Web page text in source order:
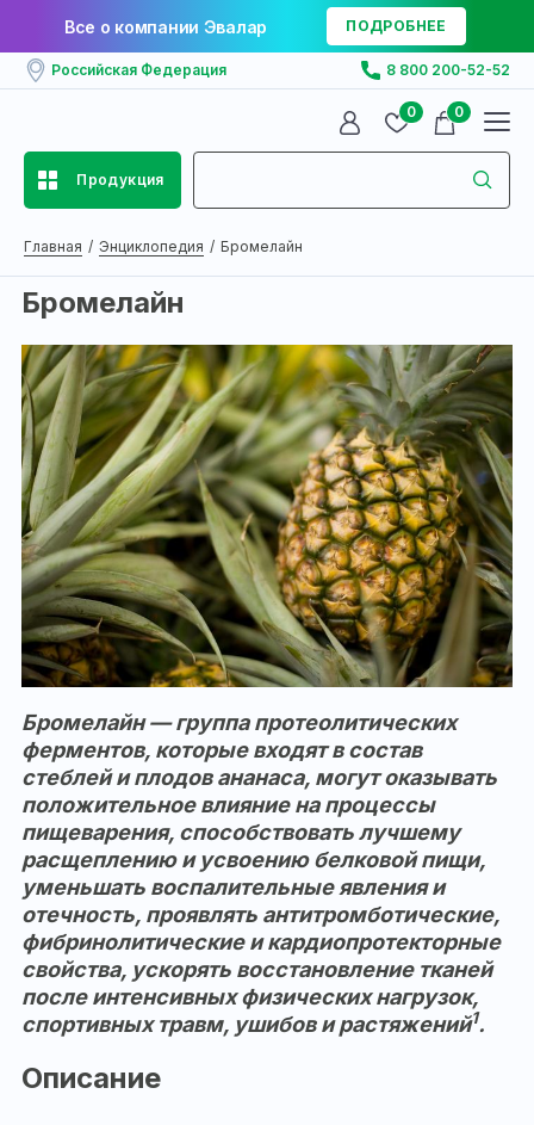
Все о компании Эвалар ПОДРОБНЕЕ
Российская Федерация 8 800 200-52-52
0 0
Продукция
Главная Энциклопедия Бромелайн
Бромелайн
Бромелайн — группа протеолитических
ферментов, которые входят в состав
стеблей и плодов ананаса, могут оказывать
положительное влияние на процессы
пищеварения, способствовать лучшему
расщеплению и усвоению белковой пищи,
уменьшать воспалительные явления и
отечность, проявлять антитромботические,
фибринолитические и кардиопротекторные
свойства, ускорять восстановление тканей
после интенсивных физических нагрузок,
спортивных травм, ушибов и растяжений1.
Описание